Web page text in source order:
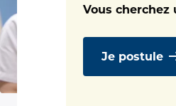
Vous cherchez
Je postule